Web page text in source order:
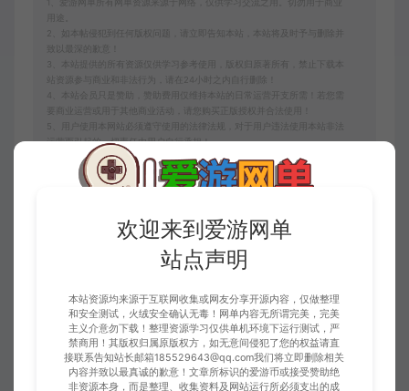
1、爱游网单所有网单资源来源于网络，仅供学习交流之用。切勿用于商业
2、如本帖侵犯到任何版权问题，请立即告知本站，本站将及时予与删除并
致以最深的歉意！
3、本站提供的所有资源仅供学习参考使用，版权归原著所有，禁止下载本
站资源参与商业和非法行为，请在24小时之内自行删除！
4、本站会员只是赞助，赞助费用仅维持本站的日常运营开支所需！若您需
要商业运营或用于其他商业活动，请您购买正版授权并合法使用！
5、用户使用本网站必须遵守使用的法律法规，对于用户违法使用本站非法
运营而引起的一切责任由用户自行承担！
6、本站所有资源来自互联网转载，版权归原著所有，用户访问和使用本站
的条件是必须接受本站“免责申明”，如不遵守，请勿访问或使用本网站！
7、本站使用者因为违反本声明的规定而触犯中华人民共和国法律的，一切
8、凡以任何方式登陆本网站或直接、间接使用本网站资料者，视为自愿接
受本网站声明的约束。
9、本站以《2013中华人民共和国计算机软件保护条例》第二章"软件菩作
权” 第十七条为原则：为了学习和研究软件内含的设计思想和原理，通过安
不向其支付报酬。若有学员需要商用本站资源，请务必联系版权方购买正版
授权！
10、本站如无意中侵犯了某个企业或个人的知识产权，请联系站长，邮箱：
185529643@qq.com告知，本站将立即删除并致以最深的歉意！
请注意：无所谓完美的内容，不包含BUG修复一类的修改服务！若要求较高
追求完美请勿赞助！
欢迎来到爱游网单
站点声明
本站资源均来源于互联网收集或网友分享开源内容，仅做整理
和安全测试，火绒安全确认无毒！网单内容无所谓完美，完美
主义介意勿下载！整理资源学习仅供单机环境下运行测试，严
禁商用！其版权归属原版权方，如无意间侵犯了您的权益请直
接联系告知站长邮箱185529643@qq.com我们将立即删除相关
内容并致以最真诚的歉意！文章所标识的爱游币或接受赞助绝
非资源本身，而是整理、收集资料及网站运行所必须支出的成